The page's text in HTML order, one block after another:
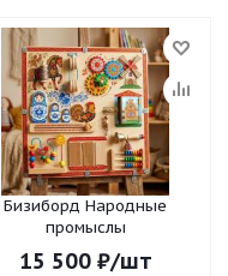
Бизиборд Народные
промыслы
15 500₽/шт